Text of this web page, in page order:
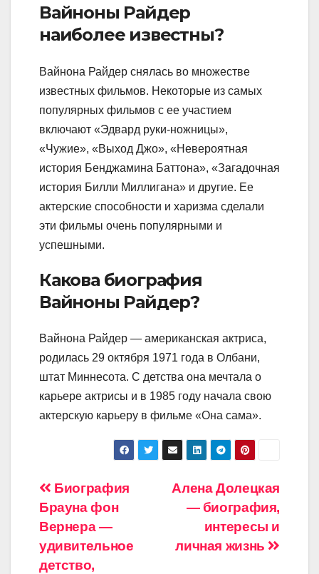
Вайноны Райдер
наиболее известны?
Вайнона Райдер снялась во множестве
известных фильмов. Некоторые из самых
популярных фильмов с ее участием
включают «Эдвард руки-ножницы»,
«Чужие», «Выход Джо», «Невероятная
история Бенджамина Баттона», «Загадочная
история Билли Миллигана» и другие. Ее
актерские способности и харизма сделали
эти фильмы очень популярными и
успешными.
Какова биография
Вайноны Райдер?
Вайнона Райдер — американская актриса,
родилась 29 октября 1971 года в Олбани,
штат Миннесота. С детства она мечтала о
карьере актрисы и в 1985 году начала свою
актерскую карьеру в фильме «Она сама».
Навигация
по
записям
Алена Долецкая
— биография,
интересы и
личная жизнь
Биография
Брауна фон
Вернера —
удивительное
детство,